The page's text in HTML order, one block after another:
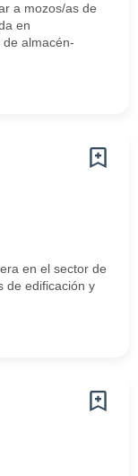
a mozos/as de
en
almacén-
en el sector de
de edificación y